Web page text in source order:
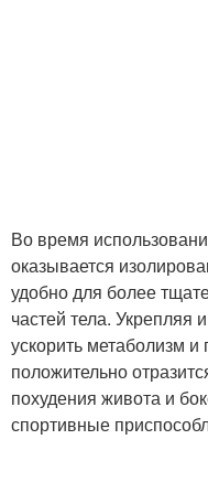
Во время
оказывается
удобно для более
частей тела.
ускорить метаболизм
положительно
похудения живота и
спортивные